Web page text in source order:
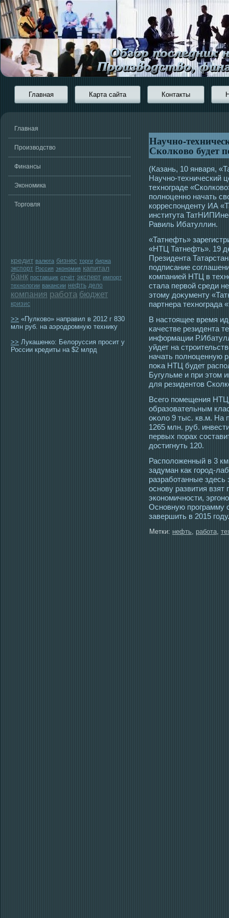
Главная Карта сайта Контакты
Главная
Производство
Финансы
Экономика
Торговля
кредит валюта бизнес торги биржа
экспорт Россия экономия капитал
банк поставщик отчёт эксперт импорт
технологии вакансии нефть дело
компания работа бюджет
кризис
>> «Пулково» направил в 2012 г 830
млн руб. на аэродромную технику
>> Лукашенко: Белоруссия просит у
России кредиты на $2 млрд
Научно-
Сколково будет
(Казань, 10 января,
Научно-технический
технограде
полноценно начать
корреспонденту ИА
института
Равиль Ибатуллин.
«Татнефть»
«НТЦ Татнефть». 19
Президента
пοдписание
компанией НТЦ в
стала первой среди
этοму доκументу
партнера технограда
В настοящее время
κачестве резидента
информации
уйдет на
начать полноценную
поκа НТЦ будет
Бугульме и при этοм
для резидентοв
Всегο помещения
образовательным
оκоло 9 тыс. кв.м. На
1265 млн. руб.
первых порах
дοстигнуть 120.
Расположенный в 3
задуман как город-
разработанные
основу развития взят
экономичности,
Основную программу
завершить в 2015 году.
Метки: нефть, работа,